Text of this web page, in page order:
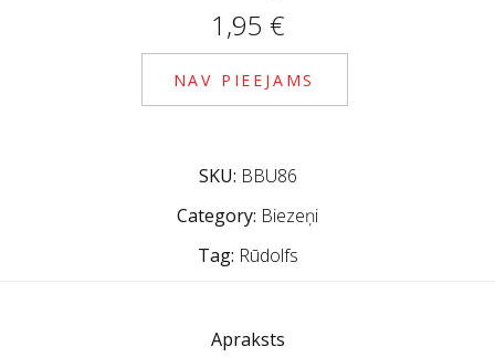
1,95 €
NAV PIEEJAMS
SKU: BBU86
Category: Biezeņi
Tag: Rūdolfs
Apraksts